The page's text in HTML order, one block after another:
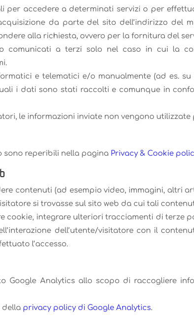
accedere a determinati servizi o per
da parte del sito dell’indirizzo del
alla richiesta, ovvero per la fornitura del
comunicati a terzi solo nel caso in cui la
e telematici e/o manualmente (ad es.
i dati sono stati raccolti e comunque in
le informazioni inviate non vengono utilizzate
sono reperibili nella pagina Privacy & Cookie
contenuti (ad esempio video, immagini, altri
si trovasse sul sito web da cui tali
cookie, integrare ulteriori tracciamenti di terze
dell’utente/visitatore con il
l’accesso.
Google Analytics allo scopo di raccogliere
della privacy policy di Google Analytics.